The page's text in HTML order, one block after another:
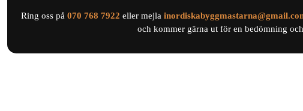
Ring oss på 070 768 7922 eller mejla
och kommer gärna ut för en bedömning